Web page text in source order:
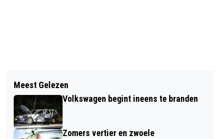
DODENHERDENKING DOORWERTH-
HEVEADORP OP 4 MEI BIJ
OPGEKNAPT MONUMENT
WEERONLINE: DODENHERDENKING EN
BEVRIJDINGSDAG ZIJN FRIS EN
DROOG
Meest Gelezen
Volkswagen begint ineens te branden
Zomers vertier en zwoele